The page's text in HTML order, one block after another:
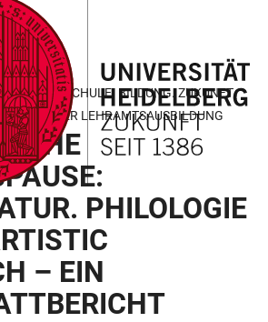
SCHULE. BILDUNG. ZUKUNFT.
LEHRAMTSAUSBILDUNG
PHILOLOGIE
– EIN